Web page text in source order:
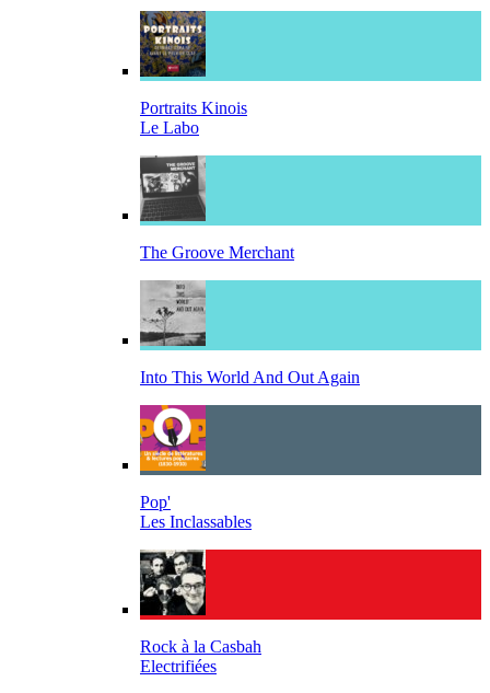
Portraits Kinois
Le Labo
The Groove Merchant
Into This World And Out Again
Pop'
Les Inclassables
Rock à la Casbah
Electrifiées